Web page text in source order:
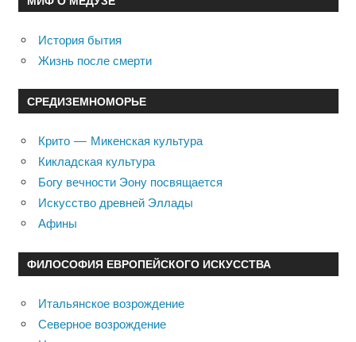
История бытия
Жизнь после смерти
СРЕДИЗЕМНОМОРЬЕ
Крито — Микенская культура
Кикладская культура
Богу вечности Эону посвящается
Искусство древней Эллады
Афины
ФИЛОСОФИЯ ЕВРОПЕЙСКОГО ИСКУССТВА
Итальянское возрождение
Северное возрождение